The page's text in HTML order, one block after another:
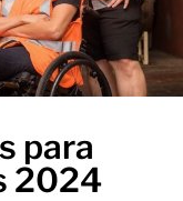
para
2024